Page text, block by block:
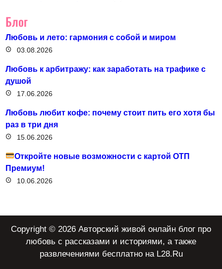
Блог
Любовь и лето: гармония с собой и миром
03.08.2026
Любовь к арбитражу: как заработать на трафике с
душой
17.06.2026
Любовь любит кофе: почему стоит пить его хотя бы
раз в три дня
15.06.2026
Откройте новые возможности с картой ОТП
Премиум!
10.06.2026
Copyright © 2026 Авторский живой онлайн блог про
любовь с рассказами и историями, а также
развлечениями бесплатно на L28.Ru